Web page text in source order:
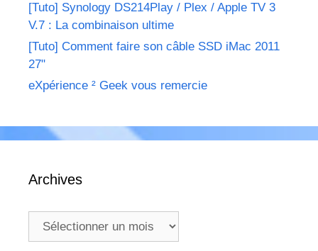
[Tuto] Synology DS214Play / Plex / Apple TV 3
V.7 : La combinaison ultime
[Tuto] Comment faire son câble SSD iMac 2011
27"
eXpérience ² Geek vous remercie
Archives
Archives